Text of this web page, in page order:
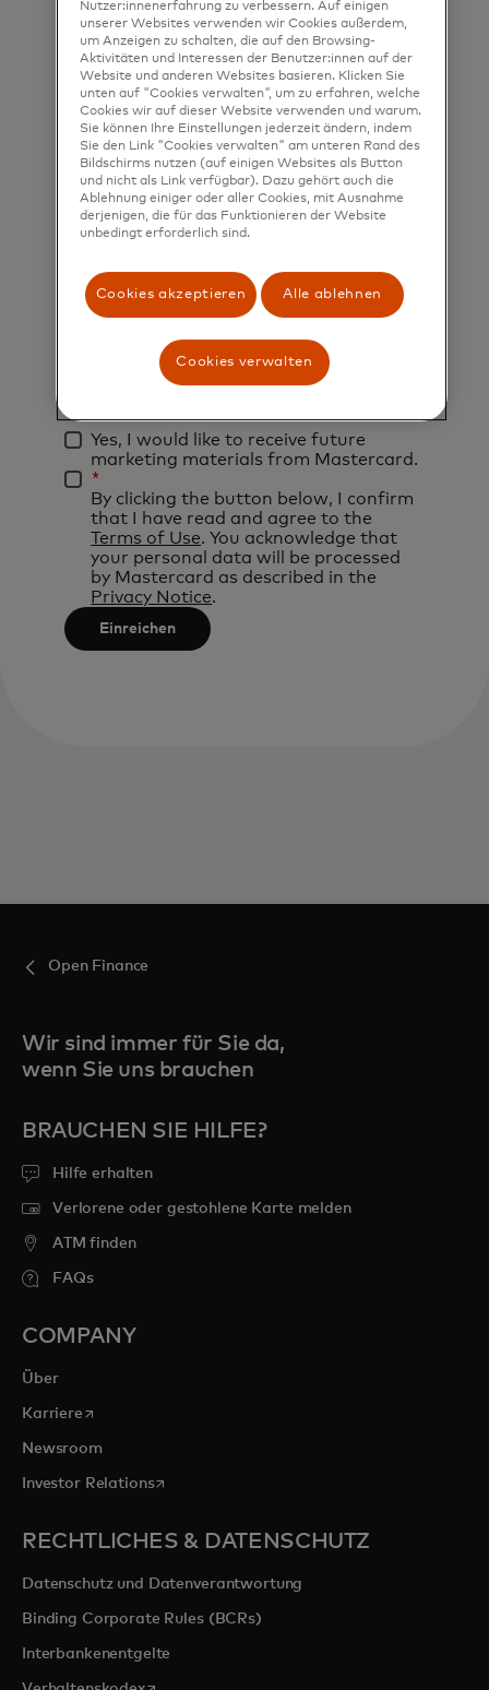
Last name
Business email address
Job title
Organization Name
Yes, I would like to receive future
marketing materials from Mastercard.
*
By clicking the button below, I confirm
that I have read and agree to the
Terms of Use. You acknowledge that
your personal data will be processed
by Mastercard as described in the
Privacy Notice.
Einreichen
Open Finance
Wir sind immer für Sie da,
wenn Sie uns brauchen
BRAUCHEN SIE HILFE?
Hilfe erhalten
Verlorene oder gestohlene Karte melden
ATM finden
FAQs
COMPANY
Über
Karrierewird in einer neuen Registerkarte geöffnet
Newsroom
Investor Relationswird in einer neuen Registerkarte geöffnet
RECHTLICHES & DATENSCHUTZ
Datenschutz und Datenverantwortung
Binding Corporate Rules (BCRs)
Interbankenentgelte
Nutzer:innenerfahrung zu verbessern. Auf einigen
unserer Websites verwenden wir Cookies außerdem,
um Anzeigen zu schalten, die auf den Browsing-
Aktivitäten und Interessen der Benutzer:innen auf der
Website und anderen Websites basieren. Klicken Sie
unten auf "Cookies verwalten", um zu erfahren, welche
Cookies wir auf dieser Website verwenden und warum.
Sie können Ihre Einstellungen jederzeit ändern, indem
Sie den Link "Cookies verwalten" am unteren Rand des
Bildschirms nutzen (auf einigen Websites als Button
und nicht als Link verfügbar). Dazu gehört auch die
Ablehnung einiger oder aller Cookies, mit Ausnahme
derjenigen, die für das Funktionieren der Website
unbedingt erforderlich sind.
Cookies akzeptieren Alle ablehnen
Cookies verwalten